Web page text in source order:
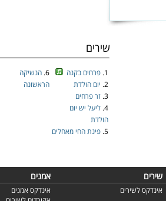
שירים
1. פרחים בקנה
2. יום הולדת
3. זר פרחים
4. ליעל יש יום
הולדת
5. פינת החי מאחלים
6. הנשיקה
הראשונה
שירים אמנים
אינדקס לשירים
אינדקס אמנים